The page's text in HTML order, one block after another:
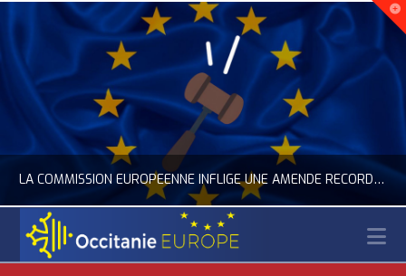
LA COMMISSION EUROPÉENNE INFLIGE UNE AMENDE RECORD À GOOGLE